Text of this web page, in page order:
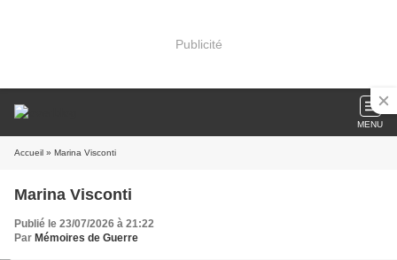
Publicité
MENU
Accueil » Marina Visconti
Marina Visconti
Publié le 23/07/2026 à 21:22
Par Mémoires de Guerre